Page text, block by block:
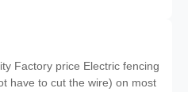
Factory price Electric fencing
have to cut the wire) on most